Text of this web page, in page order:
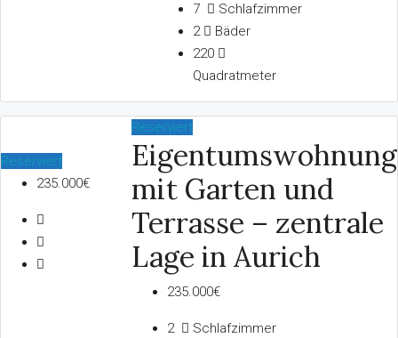
7
Schlafzimmer
2
Bäder
220
Quadratmeter
Reserviert
235.000€
Reserviert
Eigentumswohnung
mit Garten und
Terrasse – zentrale
Lage in Aurich
235.000€
2
Schlafzimmer